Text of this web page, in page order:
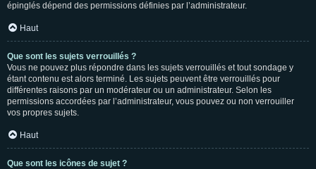
épinglés dépend des permissions définies par l’administrateur.
Haut
Que sont les sujets verrouillés ?
Vous ne pouvez plus répondre dans les sujets verrouillés et tout sondage y
étant contenu est alors terminé. Les sujets peuvent être verrouillés pour
différentes raisons par un modérateur ou un administrateur. Selon les
permissions accordées par l’administrateur, vous pouvez ou non verrouiller
vos propres sujets.
Haut
Que sont les icônes de sujet ?